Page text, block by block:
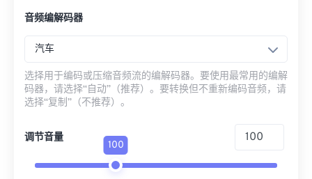
音频编解码器
汽车
选择用于编码或压缩音频流的编解码器。要使用最常用的编解
码器，请选择“自动”（推荐）。要转换但不重新编码音频，请
选择“复制”（不推荐）。
调节音量
100